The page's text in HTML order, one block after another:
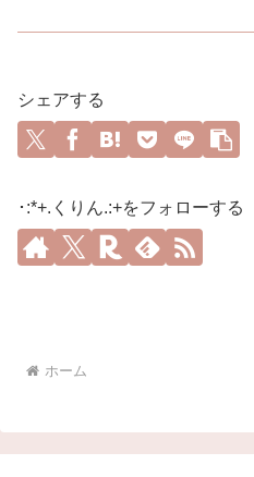
シェアする
･:*+.くりん.:+をフォローする
ホーム